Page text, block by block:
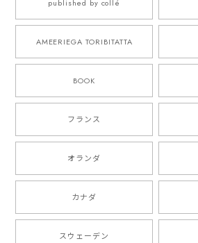
published by collé
AMEERIEGA TORIBITATTA
BOOK
フランス
オランダ
カナダ
スウェーデン